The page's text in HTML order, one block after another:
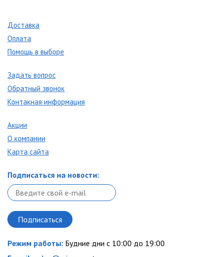
Доставка
Оплата
Помощь в выборе
Задать вопрос
Обратный звонок
Контакная информация
Акции
О компании
Карта сайта
Подписаться на новости:
Режим работы: Будние дни с 10:00 до 19:00